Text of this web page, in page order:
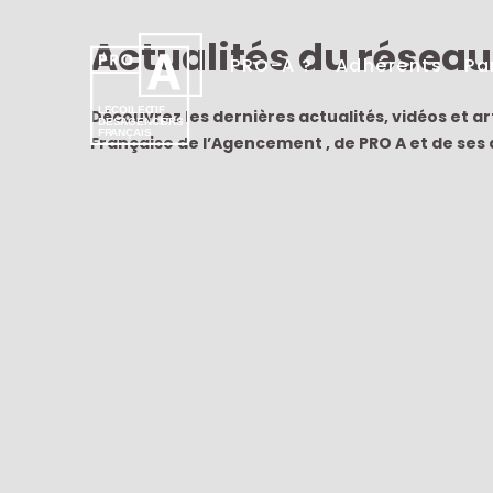
LEC OLL ECTIF
DESAGENCE
URS
FRANÇ AIS
PRO-A ? Adhérents
Actualités du réseau
Découvrez les dernières actualités, vidéos et
Française de l’Agencement , de PRO A et de